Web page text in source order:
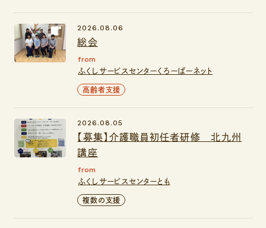
総会
2026.08.06
from
ふくしサービスセンターくろーばーネット
高齢者支援
【募集】介護職員初任者研修 北九州
講座
2026.08.05
from
ふくしサービスセンターとも
複数の支援